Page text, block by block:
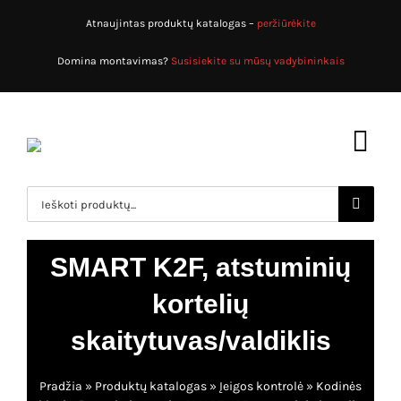
Atnaujintas produktų katalogas – peržiūrėkite
Domina montavimas? Susisiekite su mūsų vadybininkais
Pradžia
Produktų katalogas
Apsaugos sistemos
Search
for:
SMART K2F, atstuminių
kortelių
skaitytuvas/valdiklis
Pradžia » Produktų katalogas » Įeigos kontrolė » Kodinės